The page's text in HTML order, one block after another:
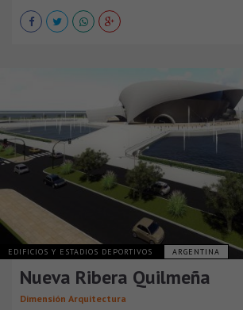
EDIFICIOS Y ESTADIOS DEPORTIVOS ARGENTINA
Nueva Ribera Quilmeña
Dimensión Arquitectura